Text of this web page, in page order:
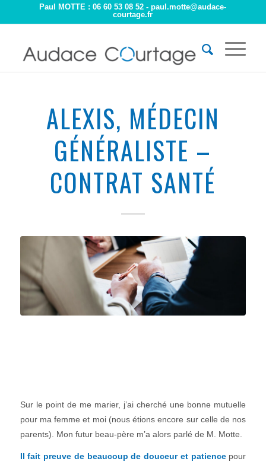
Paul MOTTE : 06 60 53 08 52 -paul.motte@audace-
courtage.fr
ALEXIS, MÉDECIN
GÉNÉRALISTE –
CONTRAT SANTÉ
Sur le point de me marier, j’ai cherché une bonne mutuelle
pour ma femme et moi (nous étions encore sur celle de nos
parents). Mon futur beau-père m’a alors parlé de M. Motte.
Il fait preuve de beaucoup de douceur et patiencepour